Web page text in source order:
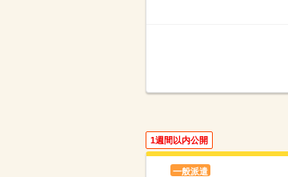
1週間以内公開
一般派遣